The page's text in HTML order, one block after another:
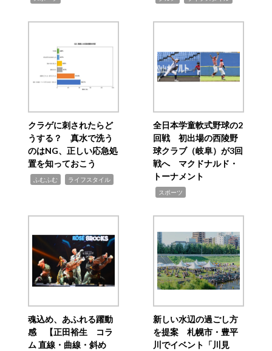
クラゲに刺されたらど
うする？ 真水で洗う
のはNG、正しい応急処
置を知っておこう
ふむふむ ライフスタイル
全日本学童軟式野球の2
回戦 初出場の西陵野
球クラブ（岐阜）が3回
戦へ マクドナルド・
トーナメント
スポーツ
魂込め、あふれる躍動
感 【正田裕生 コラ
ム 直線・曲線・斜め
新しい水辺の過ごし方
を提案 札幌市・豊平
川でイベント「川見